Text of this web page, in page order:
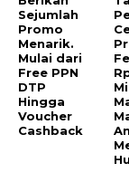
Sejumlah
Promo
Menarik.
Mulai dari
Free PPN
DTP
Hingga
Voucher
Cashback